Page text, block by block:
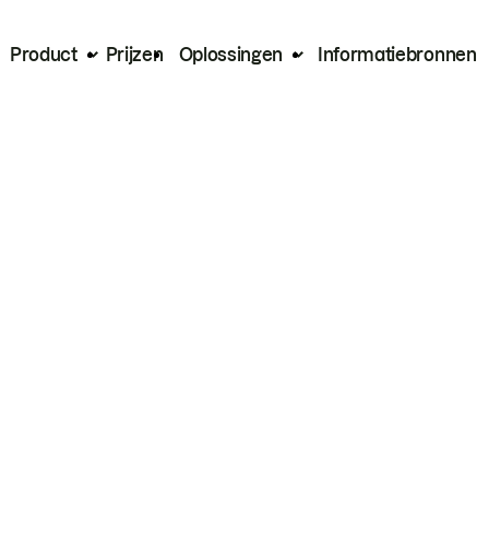
Product Prijzen Oplossingen Informatiebronnen